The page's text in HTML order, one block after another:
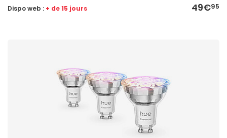
49€95
Dispo web : + de 15 jours